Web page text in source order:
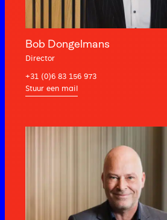
Bob Dongelmans
Director
+31 (0)6 83 156 973